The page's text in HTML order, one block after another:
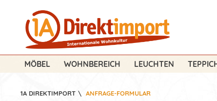
MÖBEL WOHNBEREICH LEUCHTEN
1A DIREKTIMPORT \ ANFRAGE-FORMULAR